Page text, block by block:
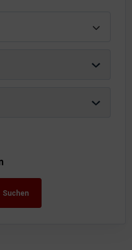
Suchen